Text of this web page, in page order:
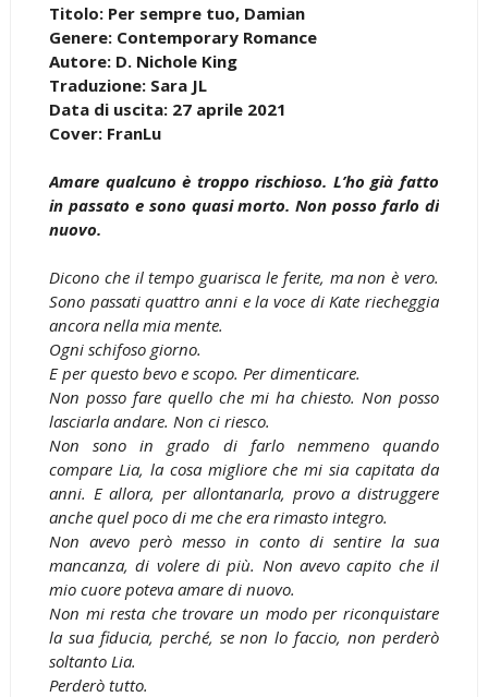
Titolo: Per sempre tuo, Damian
Genere: Contemporary Romance
Autore: D. Nichole King
Traduzione: Sara JL
Data di uscita: 27 aprile 2021
Cover: FranLu
Amare qualcuno è troppo rischioso. L’ho già fatto
in passato e sono quasi morto. Non posso farlo di
nuovo.
Dicono che il tempo guarisca le ferite, ma non è vero.
Sono passati quattro anni e la voce di Kate riecheggia
ancora nella mia mente.
Ogni schifoso giorno.
E per questo bevo e scopo. Per dimenticare.
Non posso fare quello che mi ha chiesto. Non posso
lasciarla andare. Non ci riesco.
Non sono in grado di farlo nemmeno quando
compare Lia, la cosa migliore che mi sia capitata da
anni. E allora, per allontanarla, provo a distruggere
anche quel poco di me che era rimasto integro.
Non avevo però messo in conto di sentire la sua
mancanza, di volere di più. Non avevo capito che il
mio cuore poteva amare di nuovo.
Non mi resta che trovare un modo per riconquistare
la sua fiducia, perché, se non lo faccio, non perderò
soltanto Lia.
Perderò tutto.